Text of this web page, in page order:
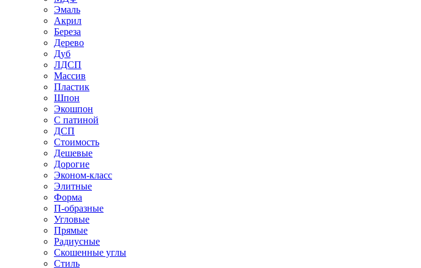
Эмаль
Акрил
Береза
Дерево
Дуб
ЛДСП
Массив
Пластик
Шпон
Экошпон
С патиной
ДСП
Стоимость
Дешевые
Дорогие
Эконом-класс
Элитные
Форма
П-образные
Угловые
Прямые
Радиусные
Скошенные углы
Стиль